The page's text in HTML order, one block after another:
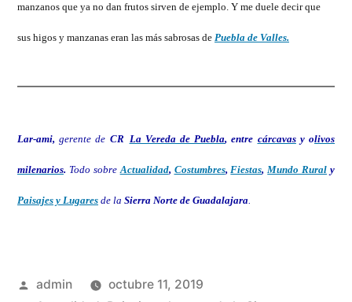
manzanos que ya no dan frutos sirven de ejemplo. Y me duele decir que
sus higos y manzanas eran las más sabrosas dePuebla de Valles.
Lar-ami,gerente de CR La Vereda de Puebla, entre cárcavasy olivos
milenarios. Todo sobreActualidad, Costumbres,Fiestas,Mundo Rural y
Paisajes y Lugaresde la Sierra Norte de Guadalajara.
Publicado
admin
octubre 11, 2019